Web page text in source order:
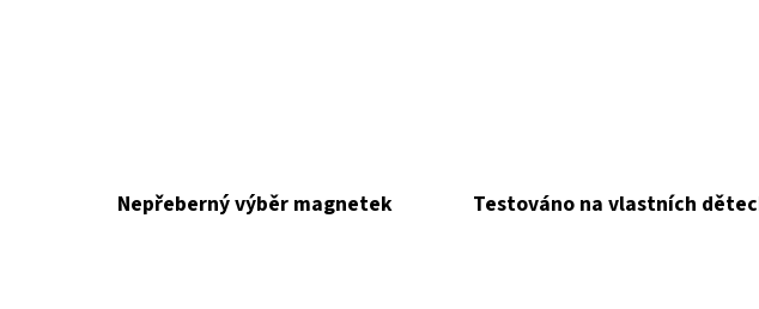
Nepřeberný výběr magnetek Testováno na vlastních